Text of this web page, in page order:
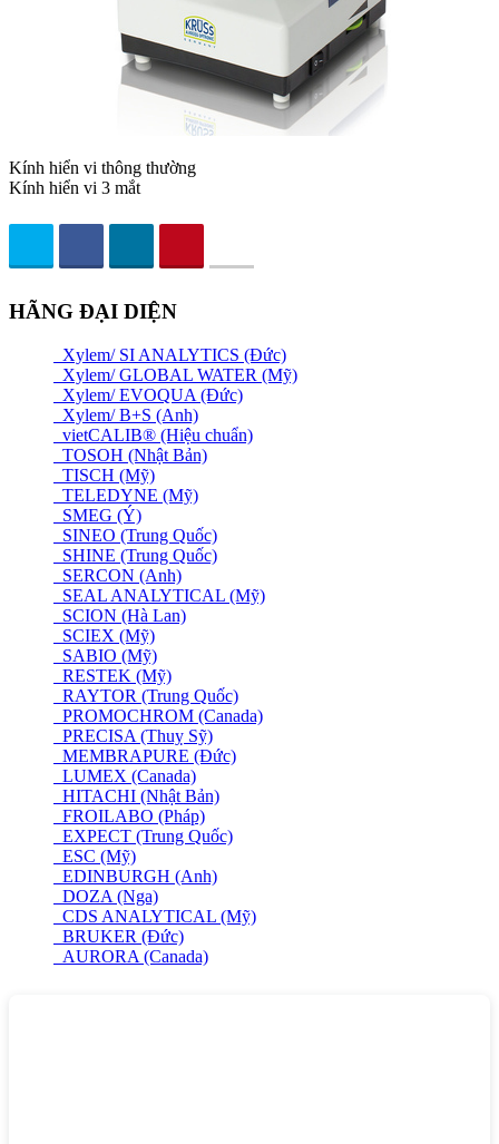
Kính hiển vi thông thường
Kính hiển vi 3 mắt
HÃNG ĐẠI DIỆN
Xylem/ SI ANALYTICS (Đức)
Xylem/ GLOBAL WATER (Mỹ)
Xylem/ EVOQUA (Đức)
Xylem/ B+S (Anh)
vietCALIB® (Hiệu chuẩn)
TOSOH (Nhật Bản)
TISCH (Mỹ)
TELEDYNE (Mỹ)
SMEG (Ý)
SINEO (Trung Quốc)
SHINE (Trung Quốc)
SERCON (Anh)
SEAL ANALYTICAL (Mỹ)
SCION (Hà Lan)
SCIEX (Mỹ)
SABIO (Mỹ)
RESTEK (Mỹ)
RAYTOR (Trung Quốc)
PROMOCHROM (Canada)
PRECISA (Thuỵ Sỹ)
MEMBRAPURE (Đức)
LUMEX (Canada)
HITACHI (Nhật Bản)
FROILABO (Pháp)
EXPECT (Trung Quốc)
ESC (Mỹ)
EDINBURGH (Anh)
DOZA (Nga)
CDS ANALYTICAL (Mỹ)
BRUKER (Đức)
AURORA (Canada)